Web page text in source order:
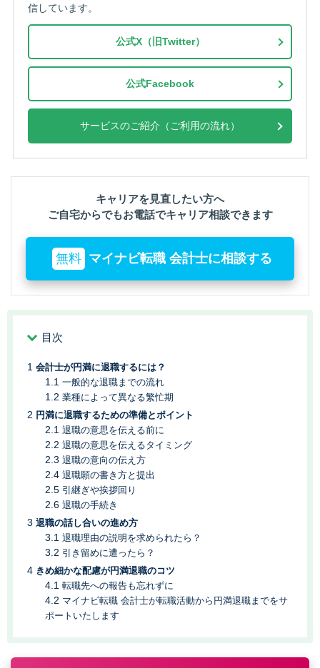
信しています。
公式X（旧Twitter）
公式Facebook
サービスのご紹介（ご利用の流れ）
キャリアを見直したい方へ
ご自宅からでもお電話でキャリア相談できます
無料 マイナビ転職 会計士に相談する
目次
会計士が円満に退職するには？
一般的な退職までの流れ
業種によって異なる繁忙期
円満に退職するための準備とポイント
退職の意思を伝える前に
退職の意思を伝えるタイミング
退職の意向の伝え方
退職願の書き方と提出
引継ぎや挨拶回り
退職の手続き
退職の話し合いの進め方
退職理由の説明を求められたら？
引き留めに遭ったら？
きめ細かな配慮が円満退職のコツ
転職先への報告も忘れずに
マイナビ転職 会計士が転職活動から円満退職までをサ
ポートいたします